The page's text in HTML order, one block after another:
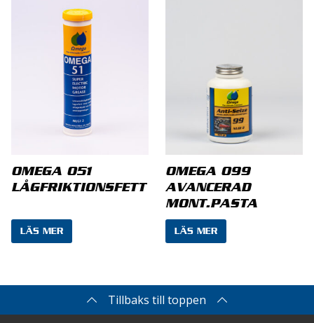
E-post*
Spara mitt namn, min e-postadress och
webbplats i denna webbläsare till nästa gång jag
OMEGA 051
LÅGFRIKTIONSFETT
LÄS MER
OMEGA 099
AVANCERAD
MONT.PASTA
LÄS MER
Tillbaks till toppen